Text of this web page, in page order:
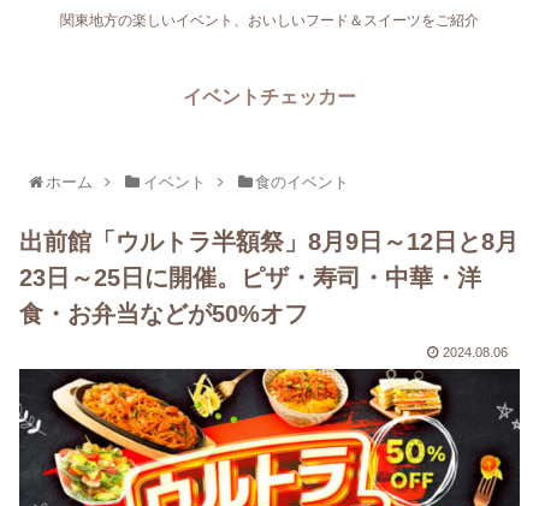
関東地方の楽しいイベント、おいしいフード＆スイーツをご紹介
イベントチェッカー
ホーム イベント 食のイベント
出前館「ウルトラ半額祭」8月9日～12日と8月
23日～25日に開催。ピザ・寿司・中華・洋
食・お弁当などが50%オフ
2024.08.06